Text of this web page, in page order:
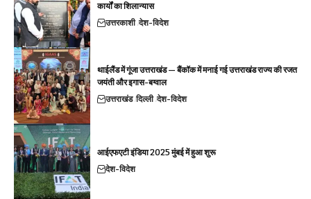
कार्यों का शिलान्यास
उत्तरकाशी देश-विदेश
थाईलैंड में गूंजा उत्तराखंड — बैंकॉक में मनाई गई उत्तराखंड राज्य की रजत
जयंती और इगास-बग्वाल
उत्तराखंड दिल्ली देश-विदेश
आईएफएटी इंडिया 2025 मुंबई में हुआ शुरू
देश-विदेश